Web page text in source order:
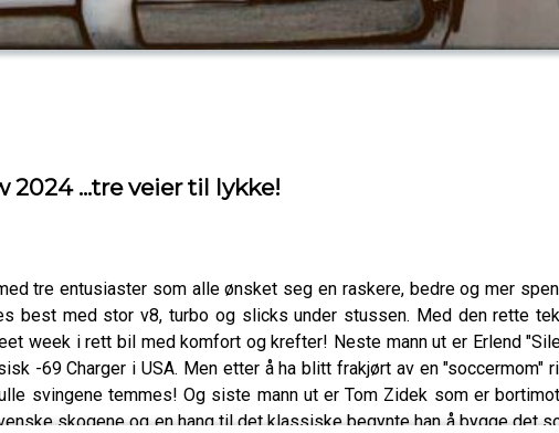
...tre veier til lykke!
tre entusiaster som alle ønsket seg en raskere, bedre og mer
best med stor v8, turbo og slicks under stussen. Med den rette
week i rett bil med komfort og krefter! Neste mann ut er Erlend
-69 Charger i USA. Men etter å ha blitt frakjørt av en "soccermom"
svingene temmes! Og siste mann ut er Tom Zidek som er
skogene og en hang til det klassiske begynte han å bygge det